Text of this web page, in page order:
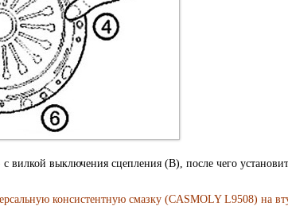
выключения сцепления (В), после чего
консистентную смазку (CASMOLY L9508) на